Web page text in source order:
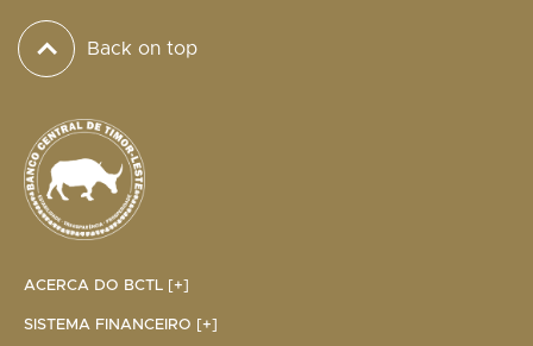
Back on top
ACERCA DO BCTL [+]
SISTEMA FINANCEIRO [+]